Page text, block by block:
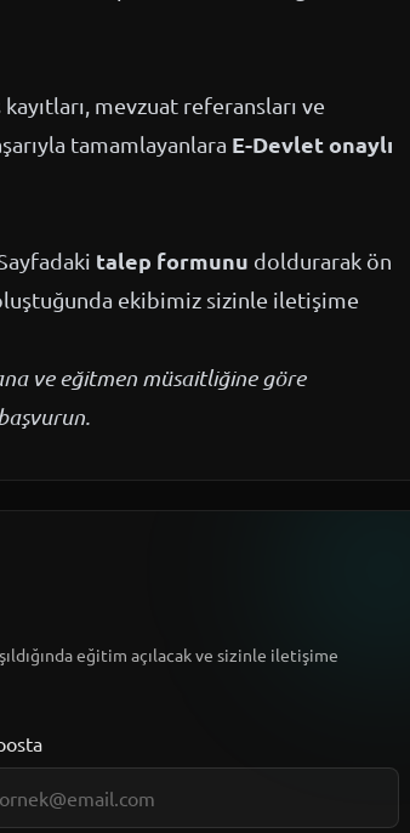
mevzuat referansları ve
tamamlayanlara E-Devlet onaylı
talep formunu doldurarak ön
ekibimiz sizinle iletişime
ve eğitmen müsaitliğine göre
eğitim açılacak ve sizinle iletişime